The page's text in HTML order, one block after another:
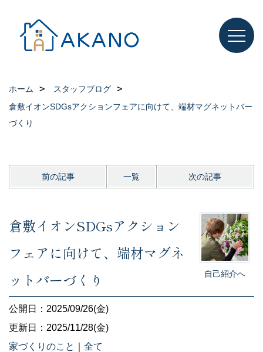
ホーム
スタッフブログ
倉敷イオンSDGsアクションフェアに向けて、端材マグネットバー
づくり
前の記事 一覧 次の記事
自己紹介へ
倉敷イオンSDGsアクション
フェアに向けて、端材マグネ
ットバーづくり
公開日：2025/09/26(金)
更新日：2025/11/28(金)
家づくりのこと
全て